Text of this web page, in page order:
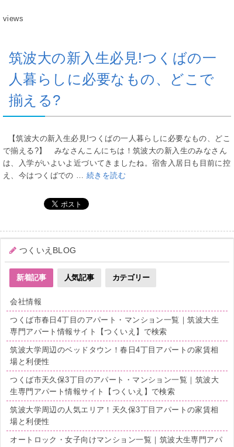
views
筑波大の新入生必見!つくばの一
人暮らしに必要なもの、どこで
揃える?
【筑波大の新入生必見!つくばの一人暮らしに必要なもの、どこ
で揃える?】 みなさんこんにちは！筑波大の新入生のみなさん
は、入学がいよいよ近づいてきましたね。宿舎入居日も目前に控
え、今はつくばでの …続きを読む
つくいえBLOG
新着記事 人気記事 カテゴリー
会社情報
つくば市春日4丁目のアパート・マンション一覧｜筑波大生
専門アパート情報サイト【つくいえ】で検索
筑波大学周辺のベッドタウン！春日4丁目アパートの家賃相
場と利便性
つくば市天久保3丁目のアパート・マンション一覧｜筑波大
生専門アパート情報サイト【つくいえ】で検索
筑波大学周辺の人気エリア！天久保3丁目アパートの家賃相
場と利便性
オートロック・女子向けマンション一覧｜筑波大生専門アパ